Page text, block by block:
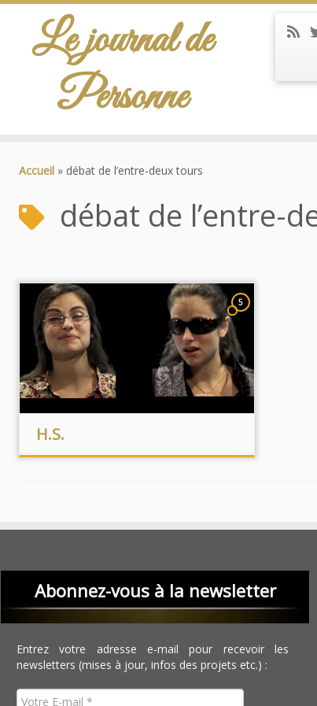
Le journal de
Personne
Accueil » débat de l’entre-deux tours
débat de l’entre-
5
H.S.
Abonnez-vous à la newsletter
Entrez votre adresse e-mail pour recevoir les
newsletters (mises à jour, infos des projets etc.) :